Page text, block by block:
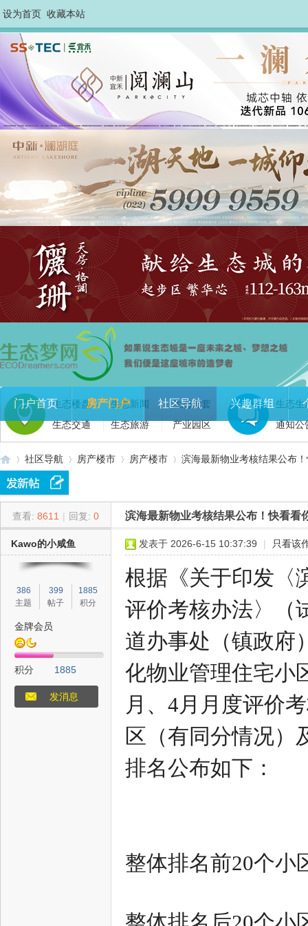
设为首页 收藏本站
门户首页 房产门户 社区导航 兴趣群组
生态楼盘 生态新闻
生态配套
生态交通
生态旅游 产业园区
生态生
通知公
»
社区导航 房产楼市 房产楼市
›
滨海最新物业考核结果公布
查看: 8611 | 回复: 0 滨海最新物业考核结果公布！快看看
Kawo的小咸鱼
386
主题
399
帖子
1885
积分
金牌会员
积分 1885
发消息
发表于 2026-6-15 10:37:39 | 只看该
根据《关于印发〈
评价考核办法〉（
道办事处（镇政府
化物业管理住宅小
月、4月月度评价
区（有同分情况）
排名公布如下：
整体排名前20个小